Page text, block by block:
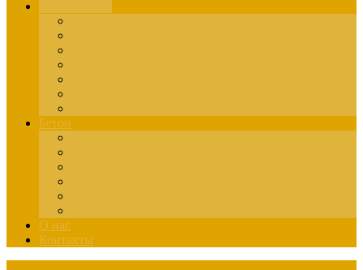
Бетон
О нас
Контакты